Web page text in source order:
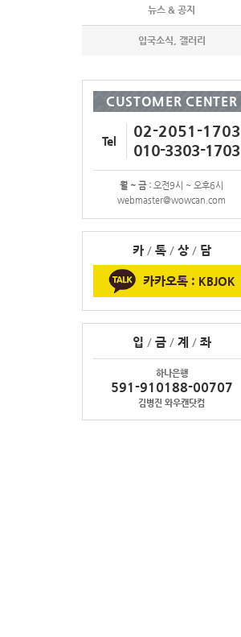
뉴스 & 공지
입국소식, 갤러리
CUSTOMER CENTER
Tel
02-2051-1703
010-3303-1703
월 ~ 금 : 오전9시 ~ 오후6시
webmaster@wowcan.com
카 /톡 /상 /담
카카오톡 : KBJOK
입 /금 /계 /좌
하나은행
591-910188-00707
김병진 와우캔닷컴